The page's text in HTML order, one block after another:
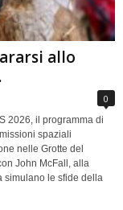
allo
0
2026, il programma di
spaziali
nelle Grotte del
John McFall, alla
simulano le sfide della